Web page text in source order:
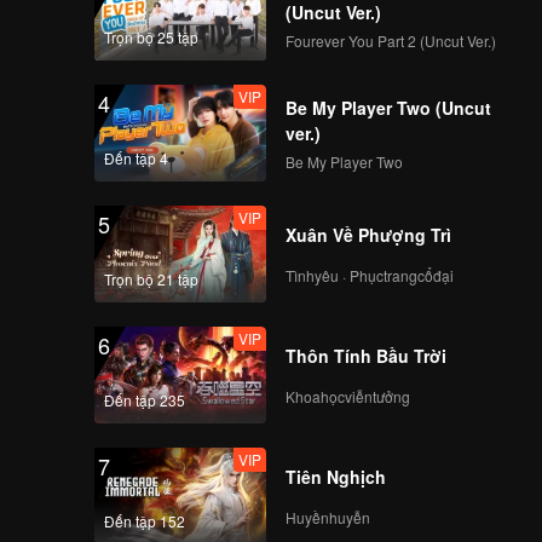
họ
hai
thể
Trọn bộ 25 tập
(Uncut Ver.)
Fourever You Part 2 (Uncut Ver.)
4
Đến tập 4
VIP
Be My Player Two (Uncut
ver.)
Be My Player Two
5
Trọn bộ 21 tập
VIP
Xuân Về Phượng Trì
Tìnhyêu · Phụctrangcổđại
6
Đến tập 235
VIP
Thôn Tính Bầu Trời
Khoahọcviễntưởng
7
Đến tập 152
VIP
Tiên Nghịch
Huyềnhuyễn